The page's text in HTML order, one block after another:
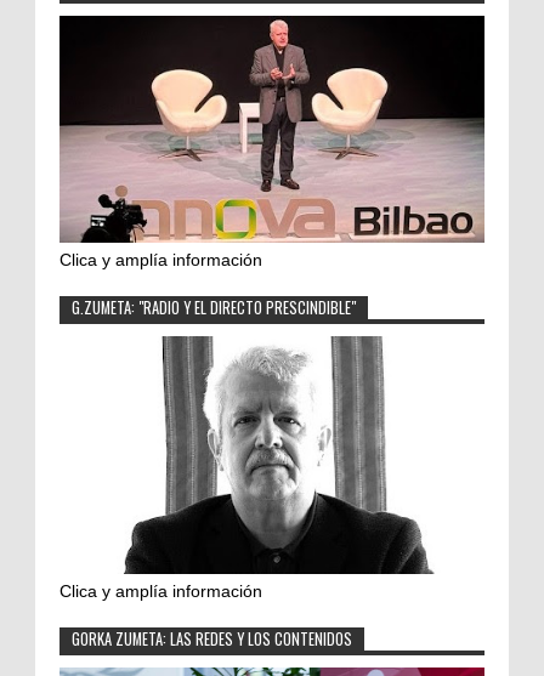
Clica y amplía información
G.ZUMETA: "RADIO Y EL DIRECTO PRESCINDIBLE"
Clica y amplía información
GORKA ZUMETA: LAS REDES Y LOS CONTENIDOS